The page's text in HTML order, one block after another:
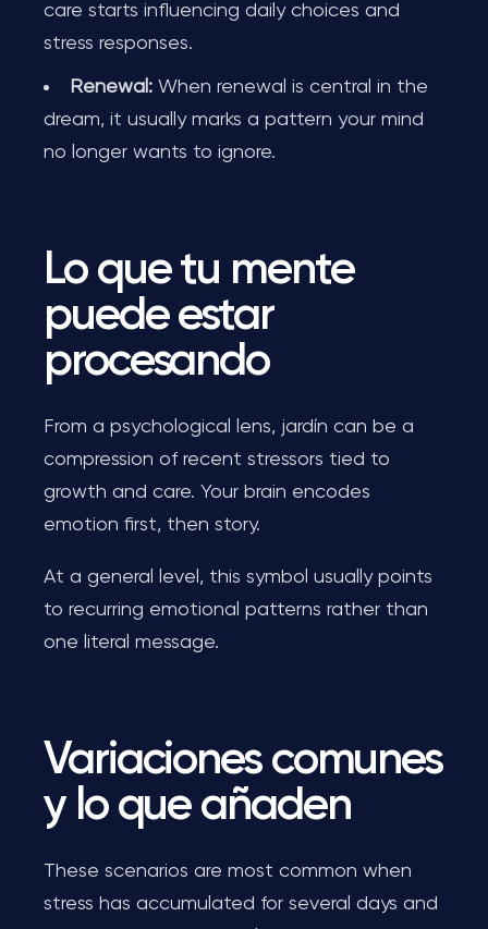
care starts influencing daily choices and
stress responses.
Renewal: When renewal is central in the
dream, it usually marks a pattern your mind
no longer wants to ignore.
Lo que tu mente
puede estar
procesando
From a psychological lens, jardín can be a
compression of recent stressors tied to
growth and care. Your brain encodes
emotion first, then story.
At a general level, this symbol usually points
to recurring emotional patterns rather than
one literal message.
Variaciones comunes
y lo que añaden
These scenarios are most common when
stress has accumulated for several days and